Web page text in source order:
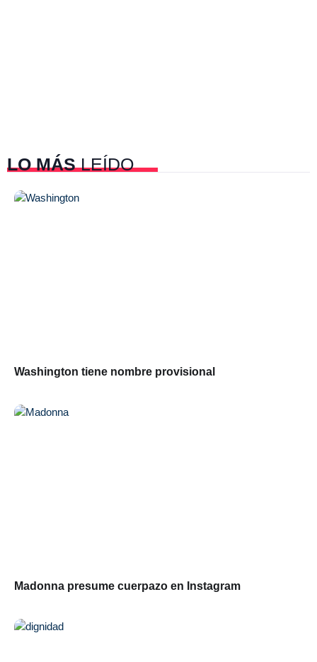
LO MÁSLEÍDO
Washington tiene nombre provisional
Madonna presume cuerpazo en Instagram